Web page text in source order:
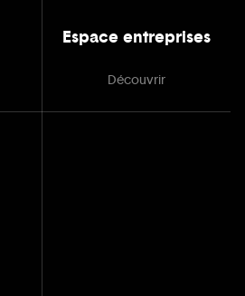
Espace entreprises
Découvrir